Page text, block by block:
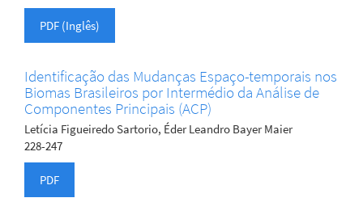
PDF (Inglês)
Identificação das Mudanças Espaço-temporais nos
Biomas Brasileiros por Intermédio da Análise de
Componentes Principais (ACP)
Letícia Figueiredo Sartorio, Éder Leandro Bayer Maier
228-247
PDF